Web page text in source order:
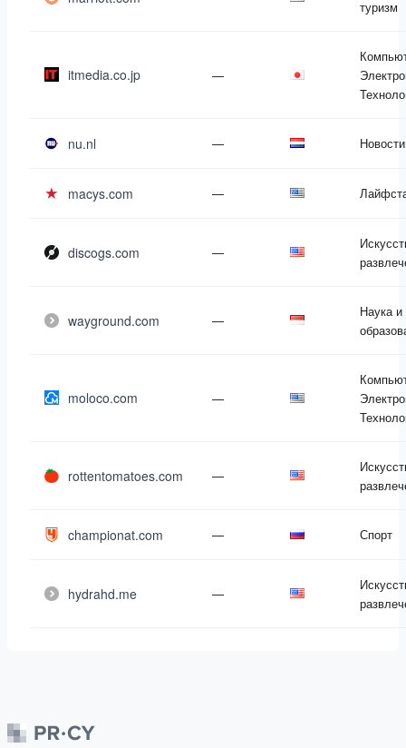
туризм
itmedia.co.jp —
nu.nl —
macys.com —
discogs.com —
wayground.com —
Наука и
moloco.com —
rottentomatoes.com —
championat.com — Спорт
hydrahd.me —